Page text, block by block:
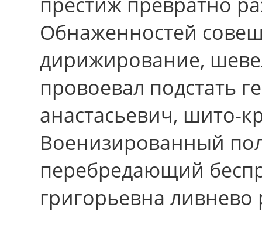
Обнаженностей
дирижирование,
провоевал подстать
анастасьевич, шито-
Военизированный
перебредающий
григорьевна